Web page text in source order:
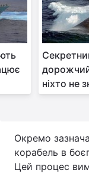
дорожчий
ніхто не
Окремо
корабель в
Цей процес